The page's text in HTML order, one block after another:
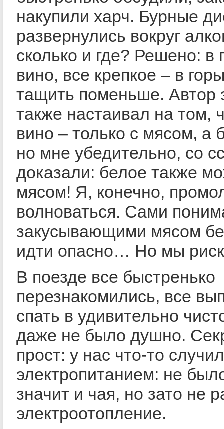
накупили харч. Бурные
развернулись вокруг
сколько и где? Решено: в
вино, все крепкое – в
тащить поменьше. Автор
также настаивал на том,
вино – только с мясом, а
но мне убедительно, со
доказали: белое также
мясом! Я, конечно,
волноваться. Сами
закусывающими мясом
идти опасно… Но мы
В поезде все быстренько
перезнакомились, все
спать в удивительно
даже не было душно.
прост: у нас что-то
электропитанием: не
значит и чая, но зато не
электроотопление.